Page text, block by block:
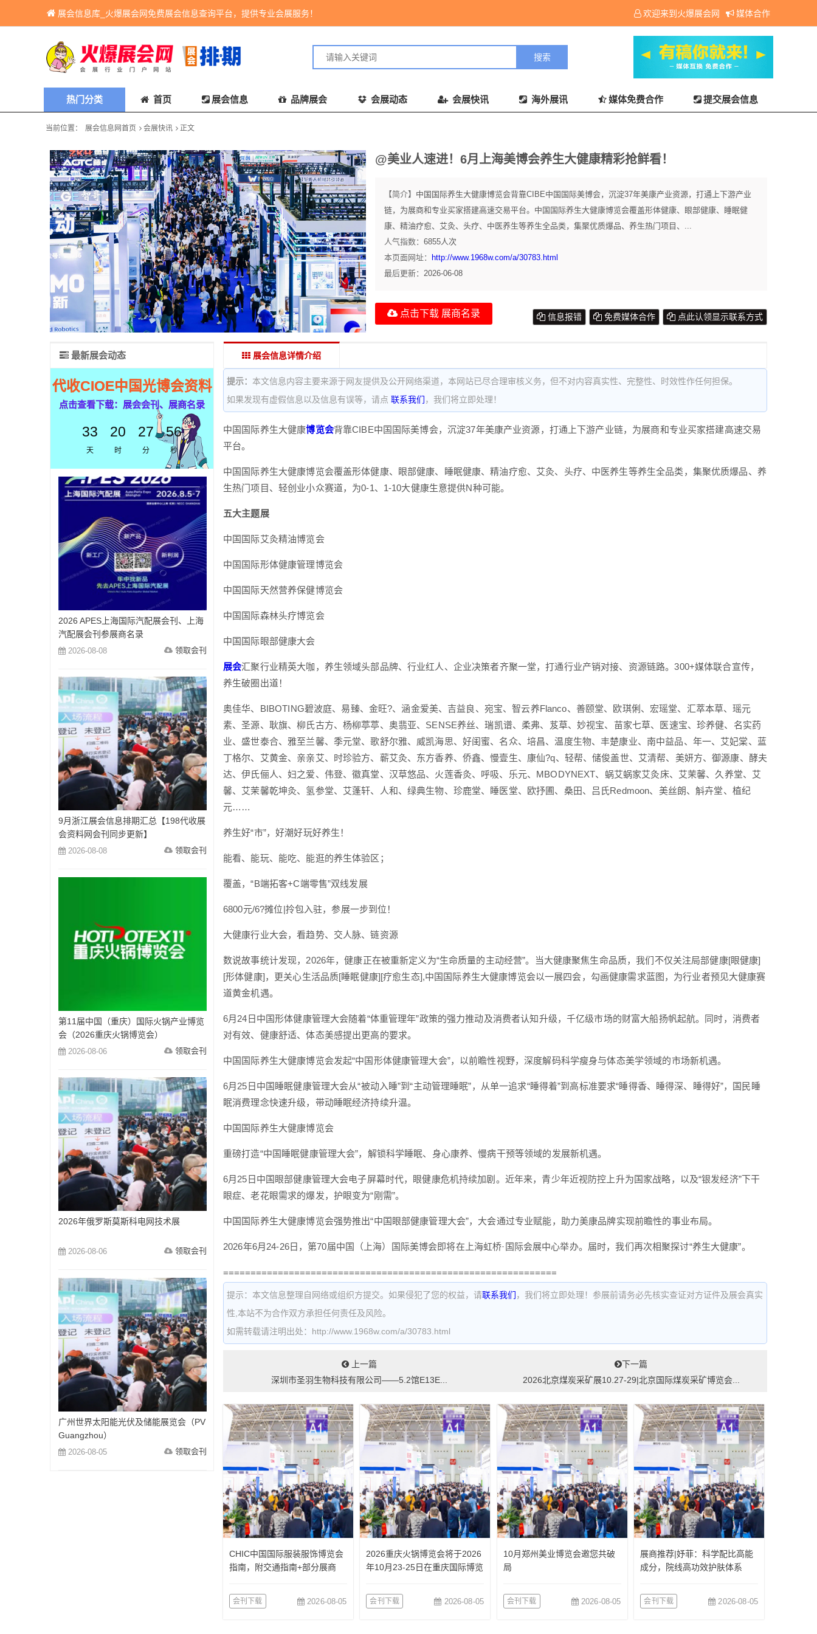
展会信息库_火爆展会网免费展会信息查询平台，提供专业会展服务！ 欢迎来到火爆展会网 媒体合作
热门分类 首页 展会信息 品牌展会 会展动态 会展快讯 海外展讯 媒体免费合作 提交展会信息
当前位置： 展会信息网首页 会展快讯 正文
@美业人速进！6月上海美博会养生大健康精彩抢鲜看！
【简介】 中国国际养生大健康博览会背靠CIBE中国国际美博会，沉淀37年美康产业资源，打通上下游产业
链，为展商和专业买家搭建高速交易平台。中国国际养生大健康博览会覆盖形体健康、眼部健康、睡眠健
康、精油疗愈、艾灸、头疗、中医养生等养生全品类，集聚优质爆品、养生热门项目、...
人气指数： 6855人次
本页面网址：
http://www.1968w.com/a/30783.html
最后更新： 2026-06-08
点击下载 展商名录 点此认领显示联系方式
免费媒体合作
信息报错
展会信息详情介绍
提示： 本文信息内容主要来源于网友提供及公开网络渠道，本网站已尽合理审核义务，但不对内容真实性、完整性、时效性作任何担保。
如果发现有虚假信息以及信息有误等，请点 联系我们 ，我们将立即处理！
中国国际养生大健康博览会背靠CIBE中国国际美博会，沉淀37年美康产业资源，打通上下游产业链，为展商和专业买家搭建高速交易
平台。
中国国际养生大健康博览会覆盖形体健康、眼部健康、睡眠健康、精油疗愈、艾灸、头疗、中医养生等养生全品类，集聚优质爆品、养
生热门项目、轻创业小众赛道，为0-1、1-10大健康生意提供N种可能。
五大主题展
中国国际艾灸精油博览会
中国国际形体健康管理博览会
中国国际天然营养保健博览会
中国国际森林头疗博览会
中国国际眼部健康大会
展会汇聚行业精英大咖，养生领域头部品牌、行业红人、企业决策者齐聚一堂，打通行业产销对接、资源链路。300+媒体联合宣传，
养生破圈出道！
奥佳华、BIBOTING碧波庭、易臻、金旺?、涵金爱美、吉益良、宛宝、智云养Flanco、善颐堂、欧琪俐、宏瑶堂、汇萃本草、瑶元
素、圣源、耿旗、柳氏古方、杨柳葶葶、奥翡亚、SENSE养丝、瑞凯谱、柔弗、芨草、妙视宝、苗家七草、医速宝、珍养健、名实药
业、盛世泰合、雅至兰馨、季元堂、歌舒尔雅、威凯海思、好闺蜜、名众、培昌、温度生物、丰楚康业、南中益品、年一、艾妃棠、蓝
丁格尔、艾黄金、亲亲艾、时珍验方、蕲艾灸、东方香养、侨鑫、慢壹生、康仙?q、轻帮、储俊盖世、艾清帮、美妍方、御源康、酵夫
达、伊氏俪人、妇之爱、伟登、徽真堂、汉草悠品、火莲香灸、呼吸、乐元、MBODYNEXT、蜗艾蜗家艾灸床、艾茉馨、久养堂、艾
馨、艾茉馨乾坤灸、氢参堂、艾蓬轩、人和、绿典生物、珍鹿堂、睡医堂、欧抒圃、桑田、吕氏Redmoon、美丝朗、斛卉堂、植纪
元……
养生好“市”，好潮好玩好养生！
能看、能玩、能吃、能逛的养生体验区；
覆盖，“B端拓客+C端零售”双线发展
6800元/6?摊位|拎包入驻，参展一步到位！
大健康行业大会，看趋势、交人脉、链资源
数说故事统计发现，2026年，健康正在被重新定义为“生命质量的主动经营”。当大健康聚焦生命品质，我们不仅关注局部健康[眼健康]
[形体健康]，更关心生活品质[睡眠健康][疗愈生态],中国国际养生大健康博览会以一展四会，勾画健康需求蓝图，为行业者预见大健康赛
道黄金机遇。
6月24日中国形体健康管理大会随着“体重管理年”政策的强力推动及消费者认知升级，千亿级市场的财富大船扬帆起航。同时，消费者
对有效、健康舒适、体态美感提出更高的要求。
中国国际养生大健康博览会发起“中国形体健康管理大会”，以前瞻性视野，深度解码科学瘦身与体态美学领域的市场新机遇。
6月25日中国睡眠健康管理大会从“被动入睡”到“主动管理睡眠”，从单一追求“睡得着”到高标准要求“睡得香、睡得深、睡得好”，国民睡
眠消费理念快速升级，带动睡眠经济持续升温。
中国国际养生大健康博览会
重磅打造“中国睡眠健康管理大会”，解锁科学睡眠、身心康养、慢病干预等领域的发展新机遇。
6月25日中国眼部健康管理大会电子屏幕时代，眼健康危机持续加剧。近年来，青少年近视防控上升为国家战略，以及“银发经济”下干
眼症、老花眼需求的爆发，护眼变为“刚需”。
中国国际养生大健康博览会强势推出“中国眼部健康管理大会”，大会通过专业赋能，助力美康品牌实现前瞻性的事业布局。
2026年6月24-26日，第70届中国（上海）国际美博会即将在上海虹桥·国际会展中心举办。届时，我们再次相聚探讨“养生大健康”。
=============================================================
提示：本文信息整理自网络或组织方提交。如果侵犯了您的权益，请联系我们 ，我们将立即处理！参展前请务必先核实查证对方证件及展会真实
性,本站不为合作双方承担任何责任及风险。
如需转载请注明出处：http://www.1968w.com/a/30783.html
上一篇
深圳市圣羽生物科技有限公司——5.2馆E13E...
下一篇
2026北京煤炭采矿展10.27-29|北京国际煤炭采矿博览会...
CHIC中国国际服装服饰博览会
指南，附交通指南+部分展商
会刊下载 2026-08-05
2026重庆火锅博览会将于2026
年10月23-25日在重庆国际博览
会刊下载 2026-08-05
10月郑州美业博览会邀您共破
局
会刊下载 2026-08-05
展商推荐|妤菲：科学配比高能
成分，院线高功效护肤体系
会刊下载 2026-08-05
最新展会动态
代收CIOE中国光博会资料
点击查看下载：展会会刊、展商名录
33
天
20
时
27
分
55
秒
2026 APES上海国际汽配展会刊、上海
汽配展会刊参展商名录
2026-08-08 领取会刊
9月浙江展会信息排期汇总【198代收展
会资料网会刊同步更新】
2026-08-08 领取会刊
第11届中国（重庆）国际火锅产业博览
会（2026重庆火锅博览会）
2026-08-06 领取会刊
2026年俄罗斯莫斯科电网技术展
2026-08-06 领取会刊
广州世界太阳能光伏及储能展览会（PV
Guangzhou）
2026-08-05 领取会刊